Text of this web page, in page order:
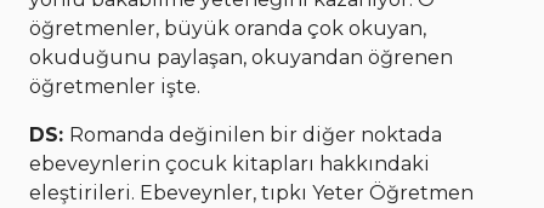
öğretmenler, büyük oranda çok okuyan,
okuduğunu paylaşan, okuyandan öğrenen
öğretmenler işte.
DS: Romanda değinilen bir diğer noktada
ebeveynlerin çocuk kitapları hakkındaki
eleştirileri. Ebeveynler, tıpkı Yeter Öğretmen